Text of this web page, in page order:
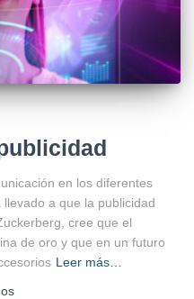
en los diferentes
a que la publicidad
cree que el
de oro y que en un futuro
Leer más…